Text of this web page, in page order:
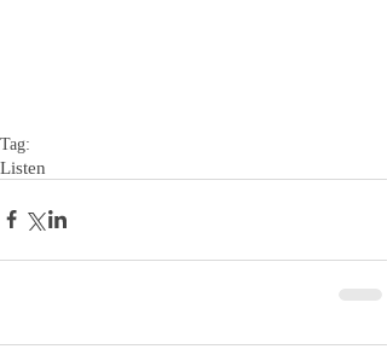
Tag:
Listen